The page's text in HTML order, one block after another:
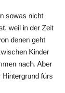
sowas nicht
weil in der Zeit
denen geht
Kinder
nach. Aber
fürs